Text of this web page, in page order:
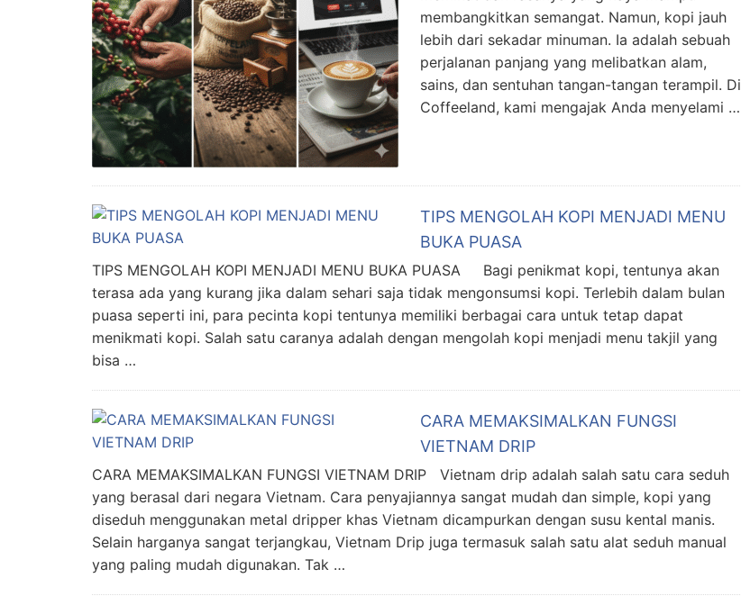
membangkitkan semangat. Namun, kopi jauh
lebih dari sekadar minuman. Ia adalah sebuah
perjalanan panjang yang melibatkan alam,
sains, dan sentuhan tangan-tangan terampil. Di
Coffeeland, kami mengajak Anda menyelami …
TIPS MENGOLAH KOPI MENJADI MENU
BUKA PUASA
TIPS MENGOLAH KOPI MENJADI MENU BUKA PUASA Bagi penikmat kopi, tentunya akan
terasa ada yang kurang jika dalam sehari saja tidak mengonsumsi kopi. Terlebih dalam bulan
puasa seperti ini, para pecinta kopi tentunya memiliki berbagai cara untuk tetap dapat
menikmati kopi. Salah satu caranya adalah dengan mengolah kopi menjadi menu takjil yang
bisa …
CARA MEMAKSIMALKAN FUNGSI
VIETNAM DRIP
CARA MEMAKSIMALKAN FUNGSI VIETNAM DRIP Vietnam drip adalah salah satu cara seduh
yang berasal dari negara Vietnam. Cara penyajiannya sangat mudah dan simple, kopi yang
diseduh menggunakan metal dripper khas Vietnam dicampurkan dengan susu kental manis.
Selain harganya sangat terjangkau, Vietnam Drip juga termasuk salah satu alat seduh manual
yang paling mudah digunakan. Tak …